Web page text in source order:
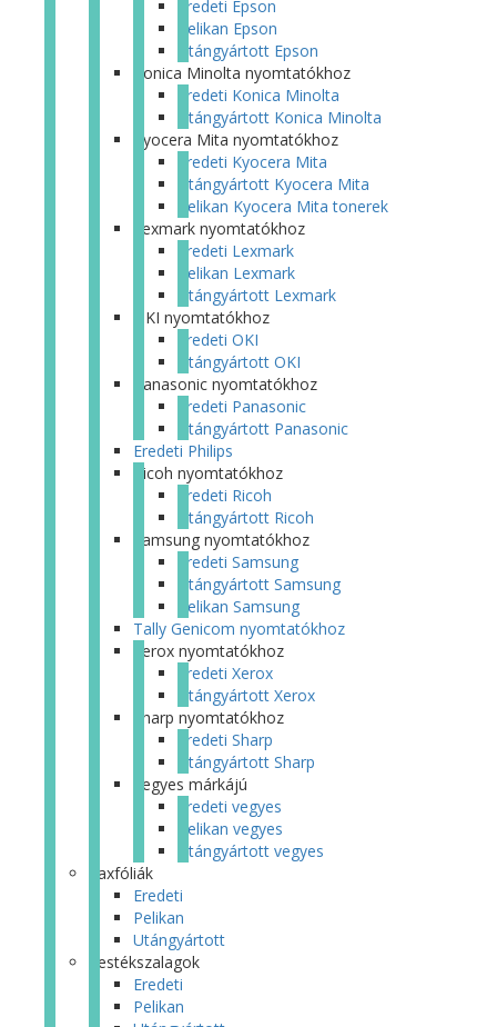
Eredeti Epson
Pelikan Epson
Utángyártott Epson
Konica Minolta nyomtatókhoz
Eredeti Konica Minolta
Utángyártott Konica Minolta
Kyocera Mita nyomtatókhoz
Eredeti Kyocera Mita
Utángyártott Kyocera Mita
Pelikan Kyocera Mita tonerek
Lexmark nyomtatókhoz
Eredeti Lexmark
Pelikan Lexmark
Utángyártott Lexmark
OKI nyomtatókhoz
Eredeti OKI
Utángyártott OKI
Panasonic nyomtatókhoz
Eredeti Panasonic
Utángyártott Panasonic
Eredeti Philips
Ricoh nyomtatókhoz
Eredeti Ricoh
Utángyártott Ricoh
Samsung nyomtatókhoz
Eredeti Samsung
Utángyártott Samsung
Pelikan Samsung
Tally Genicom nyomtatókhoz
Xerox nyomtatókhoz
Eredeti Xerox
Utángyártott Xerox
Sharp nyomtatókhoz
Eredeti Sharp
Utángyártott Sharp
Vegyes márkájú
Eredeti vegyes
Pelikan vegyes
Utángyártott vegyes
Faxfóliák
Eredeti
Pelikan
Utángyártott
Festékszalagok
Eredeti
Pelikan